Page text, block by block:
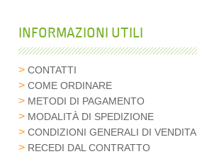
INFORMAZIONI UTILI
CONTATTI
COME ORDINARE
METODI DI PAGAMENTO
MODALITÀ DI SPEDIZIONE
CONDIZIONI GENERALI DI VENDITA
RECEDI DAL CONTRATTO